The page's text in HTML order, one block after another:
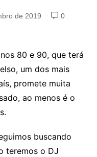
de 2019
0
80 e 90, que terá
um dos mais
promete muita
ao menos é o
buscando
teremos o DJ